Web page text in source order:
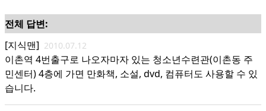
전체 답변:
[지식맨] 2010.07.12
이촌역 4번출구로 나오자마자 있는 청소년수련관(이촌동 주
민센터) 4층에 가면 만화책, 소설, dvd, 컴퓨터도 사용할 수 있
습니다.